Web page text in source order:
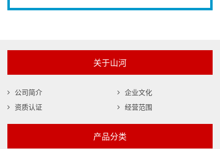
关于山河
公司简介
企业文化
资质认证
经营范围
产品分类